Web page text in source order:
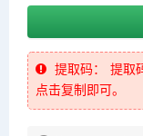
提取码：
提取
点击复制即可。